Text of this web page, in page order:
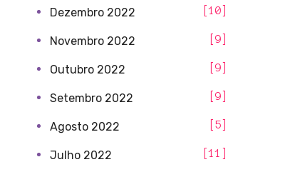
Dezembro 2022 10
Novembro 2022 9
Outubro 2022 9
Setembro 2022 9
Agosto 2022 5
Julho 2022 11